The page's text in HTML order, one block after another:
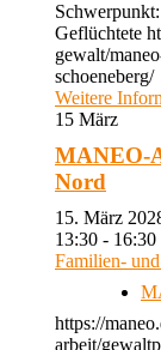
Geflüchtete
gewalt/
schoeneberg/
Weitere
15 März
MANEO-
Nord
15. März
13:30 - 16:30
Familien-
https://
arbeit/